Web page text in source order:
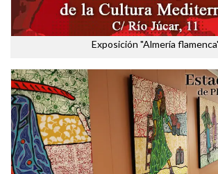
Exposición "Almería